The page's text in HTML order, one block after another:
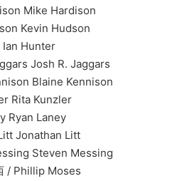
Hardison
Hudson
Hunter
R. Jaggars
Kennison
Kunzler
Laney
Litt
Messing
Moses